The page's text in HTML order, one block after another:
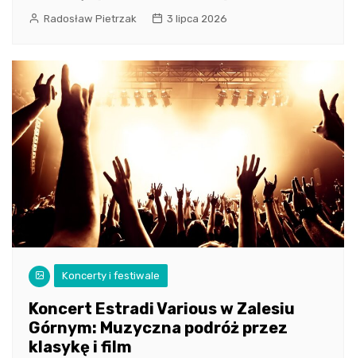
Radosław Pietrzak 3 lipca 2026
Koncerty i festiwale
Koncert Estradi Various w Zalesiu
Górnym: Muzyczna podróż przez
klasykę i film